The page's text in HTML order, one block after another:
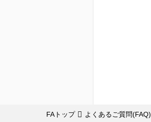
FAトップ よくあるご質問(FAQ)